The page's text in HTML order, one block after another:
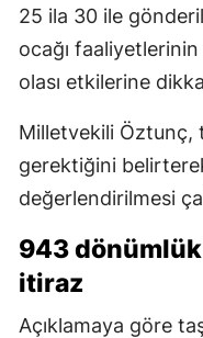
25 ila 30 ile
ocağı
olası etkilerine
Milletvekili Öztunç,
gerektiğini
değerlendirilmesi
943
itiraz
Açıklamaya göre